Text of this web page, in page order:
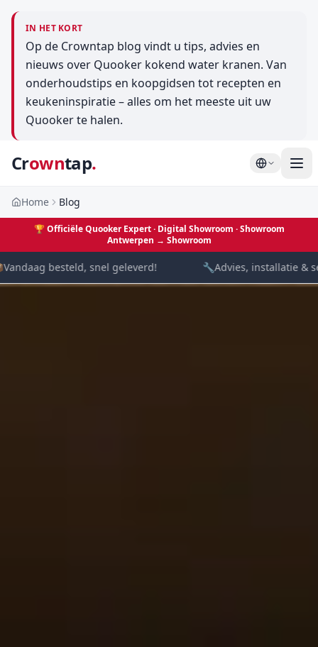
IN HET KORT
Op de Crowntap blog vindt u tips, advies en
nieuws over Quooker kokend water kranen. Van
onderhoudstips en koopgidsen tot recepten en
keukeninspiratie – alles om het meeste uit uw
Quooker te halen.
Crowntap.
Home Blog
🏆 Officiële Quooker Expert · Digital Showroom · Showroom
Antwerpen → Showroom
besteld, snel geleverd! 🔧Advies, installatie &